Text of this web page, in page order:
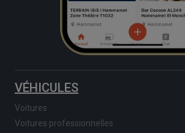
VÉHICULES
Voitures
Voitures professionnelles